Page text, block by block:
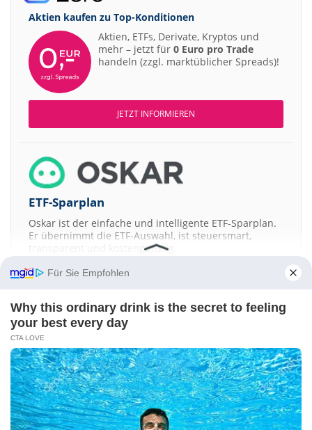
Aktien kaufen zu Top-Konditionen
Aktien, ETFs, Derivate, Kryptos und
mehr – jetzt für 0 Euro pro Trade
handeln (zzgl. marktüblicher Spreads)!
JETZT INFORMIEREN
ETF-Sparplan
Oskar ist der einfache und intelligente ETF-Sparplan.
Er übernimmt die ETF-Auswahl, ist steuersmart,
transparent und kostengünstig.
JETZT MEHR ERFAHREN
Aktien ATX DAX EuroStoxx 50 Dow Jones NASDAQ 100 Nikkei 225
S&P 500
Kontakt-Impressum-Werbung-Barrierefreiheit
Sitemap-Datenschutz-Disclaimer-AGB-Privatsphäre-Einstellungen
Für Sie Empfohlen
Why this ordinary drink is the secret to feeling
your best every day
CTA LOVE